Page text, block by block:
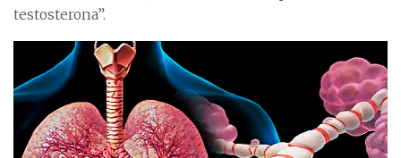
testosterona”.